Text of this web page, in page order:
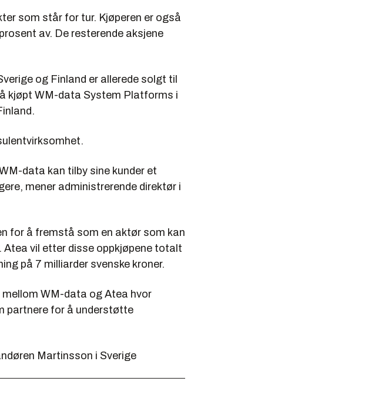
som står for tur. Kjøperen er også
av. De resterende aksjene
og Finland er allerede solgt til
kjøpt WM-data System Platforms i
data kan tilby sine kunder et
mener administrerende direktør i
for å fremstå som en aktør som kan
vil etter disse oppkjøpene totalt
på 7 milliarder svenske kroner.
WM-data og Atea hvor
partnere for å understøtte
Martinsson i Sverige